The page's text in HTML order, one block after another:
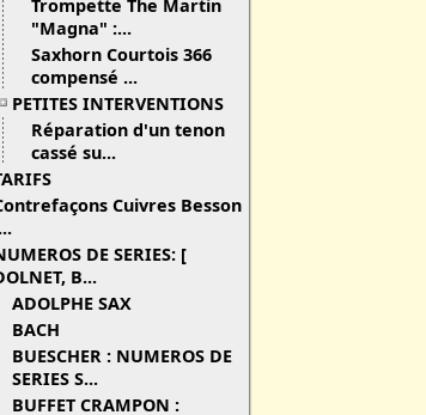
Trompette The Martin
"Magna" :...
Saxhorn Courtois 366
compensé ...
PETITES INTERVENTIONS
Réparation d'un tenon
cassé su...
Cuivres Besson
DE SERIES: [
B...
ADOLPHE SAX
BACH
BUESCHER : NUMEROS DE
SERIES S...
BUFFET CRAMPON :